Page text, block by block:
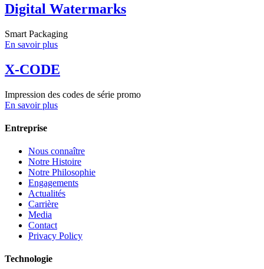
Digital Watermarks
Smart Packaging
En savoir plus
X-CODE
Impression des codes de série promo
En savoir plus
Entreprise
Nous connaître
Notre Histoire
Notre Philosophie
Engagements
Actualités
Carrière
Media
Contact
Privacy Policy
Technologie